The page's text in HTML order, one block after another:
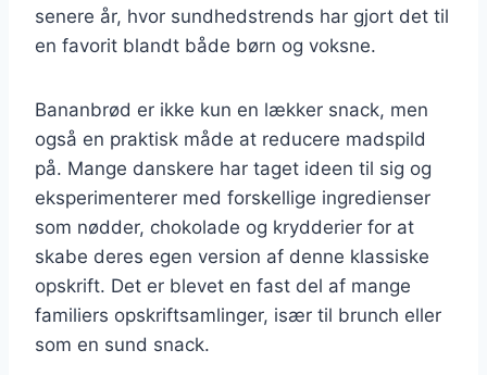
senere år, hvor sundhedstrends har gjort det til
en favorit blandt både børn og voksne.
Bananbrød er ikke kun en lækker snack, men
også en praktisk måde at reducere madspild
på. Mange danskere har taget ideen til sig og
eksperimenterer med forskellige ingredienser
som nødder, chokolade og krydderier for at
skabe deres egen version af denne klassiske
opskrift. Det er blevet en fast del af mange
familiers opskriftsamlinger, især til brunch eller
som en sund snack.